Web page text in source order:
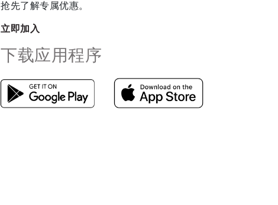
抢先了解专属优惠。
立即加入
下载应用程序